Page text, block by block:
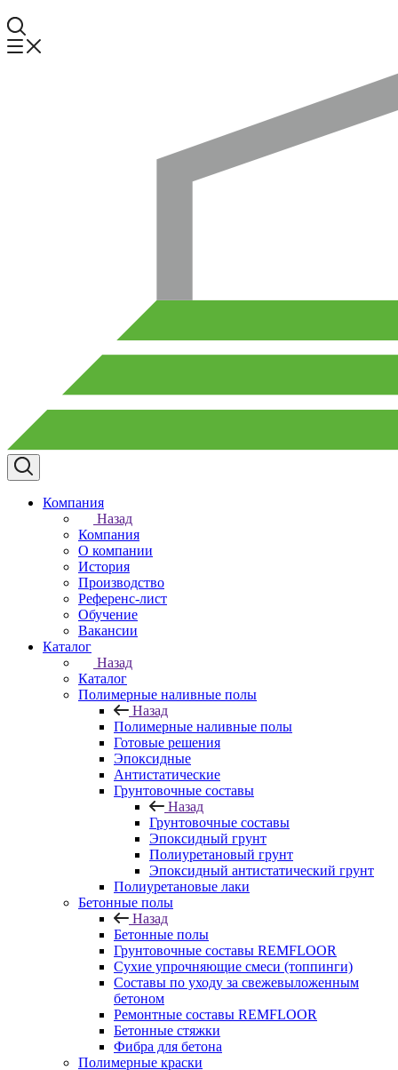
Компания
Назад
Компания
О компании
История
Производство
Референс-лист
Обучение
Вакансии
Каталог
Назад
Каталог
Полимерные наливные полы
Назад
Полимерные наливные полы
Готовые решения
Эпоксидные
Антистатические
Грунтовочные составы
Назад
Грунтовочные составы
Эпоксидный грунт
Полиуретановый грунт
Эпоксидный антистатический грунт
Полиуретановые лаки
Бетонные полы
Назад
Бетонные полы
Грунтовочные составы REMFLOOR
Сухие упрочняющие смеси (топпинги)
Составы по уходу за свежевыложенным
бетоном
Ремонтные составы REMFLOOR
Бетонные стяжки
Фибра для бетона
Полимерные краски